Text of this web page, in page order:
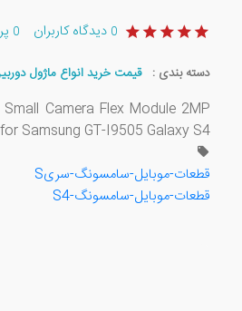
0 دیدگاه کاربران 0
دسته بندی : قیمت خرید انواع ماژول
Camera Flex Module 2MP
Samsung GT-I9505 Galaxy S4
قطعات-موبایل-سامسونگ-سریS
قطعات-موبایل-سامسونگ-S4